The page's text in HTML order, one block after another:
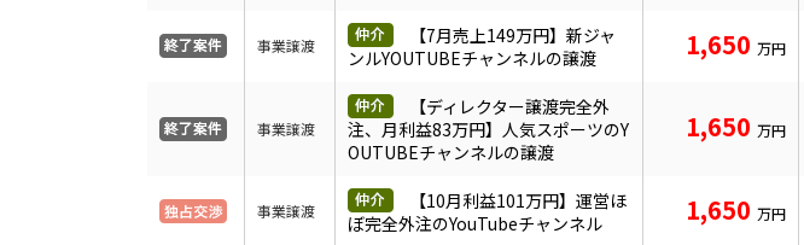
事業譲渡
【7月売上149万円】新ジャ
ンルYOUTUBEチャンネルの譲渡
1,650 万円
事業譲渡
【ディレクター譲渡完全外
注、月利益83万円】人気スポーツのY
OUTUBEチャンネルの譲渡
1,650 万円
事業譲渡
【10月利益101万円】運営ほ
ぼ完全外注のYouTubeチャンネル
1,650 万円